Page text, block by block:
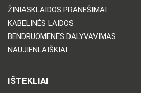
ŽINIASKLAIDOS PRANEŠIMAI
KABELINĖS LAIDOS
BENDRUOMENĖS DALYVAVIMAS
NAUJIENLAIŠKIAI
IŠTEKLIAI